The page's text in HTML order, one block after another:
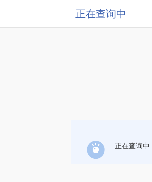
正在查询中
正在查询中